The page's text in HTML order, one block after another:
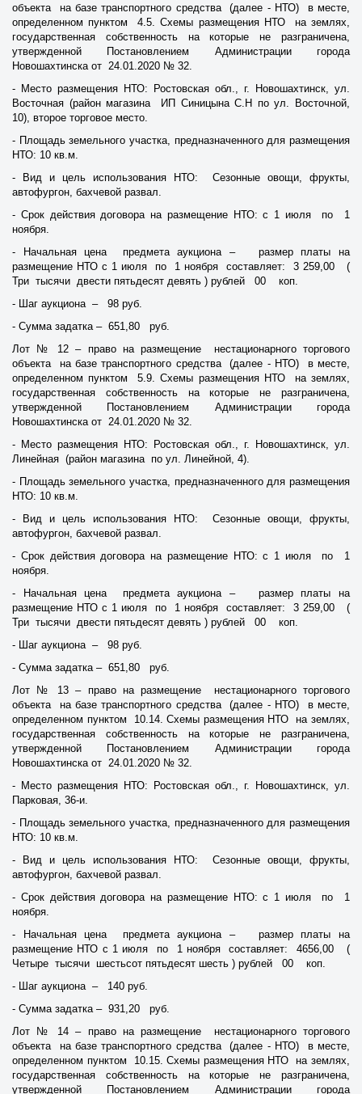
объекта на базе транспортного средства (далее - НТО) в месте,
определенном пунктом 4.5. Схемы размещения НТО на землях,
государственная собственность на которые не разграничена,
утвержденной Постановлением Администрации города
Новошахтинска от 24.01.2020 № 32.
- Место размещения НТО: Ростовская обл., г. Новошахтинск, ул.
Восточная (район магазина ИП Синицына С.Н по ул. Восточной,
10), второе торговое место.
- Площадь земельного участка, предназначенного для размещения
НТО: 10 кв.м.
- Вид и цель использования НТО: Сезонные овощи, фрукты,
автофургон, бахчевой развал.
- Срок действия договора на размещение НТО: с 1 июля по 1
ноября.
- Начальная цена предмета аукциона – размер платы на
размещение НТО с 1 июля по 1 ноября составляет: 3 259,00 (
Три тысячи двести пятьдесят девять ) рублей 00 коп.
- Шаг аукциона – 98 руб.
- Сумма задатка – 651,80 руб.
Лот № 12 – право на размещение нестационарного торгового
объекта на базе транспортного средства (далее - НТО) в месте,
определенном пунктом 5.9. Схемы размещения НТО на землях,
государственная собственность на которые не разграничена,
утвержденной Постановлением Администрации города
Новошахтинска от 24.01.2020 № 32.
- Место размещения НТО: Ростовская обл., г. Новошахтинск, ул.
Линейная (район магазина по ул. Линейной, 4).
- Площадь земельного участка, предназначенного для размещения
НТО: 10 кв.м.
- Вид и цель использования НТО: Сезонные овощи, фрукты,
автофургон, бахчевой развал.
- Срок действия договора на размещение НТО: с 1 июля по 1
ноября.
- Начальная цена предмета аукциона – размер платы на
размещение НТО с 1 июля по 1 ноября составляет: 3 259,00 (
Три тысячи двести пятьдесят девять ) рублей 00 коп.
- Шаг аукциона – 98 руб.
- Сумма задатка – 651,80 руб.
Лот № 13 – право на размещение нестационарного торгового
объекта на базе транспортного средства (далее - НТО) в месте,
определенном пунктом 10.14. Схемы размещения НТО на землях,
государственная собственность на которые не разграничена,
утвержденной Постановлением Администрации города
Новошахтинска от 24.01.2020 № 32.
- Место размещения НТО: Ростовская обл., г. Новошахтинск, ул.
Парковая, 36-и.
- Площадь земельного участка, предназначенного для размещения
НТО: 10 кв.м.
- Вид и цель использования НТО: Сезонные овощи, фрукты,
автофургон, бахчевой развал.
- Срок действия договора на размещение НТО: с 1 июля по 1
ноября.
- Начальная цена предмета аукциона – размер платы на
размещение НТО с 1 июля по 1 ноября составляет: 4656,00 (
Четыре тысячи шестьсот пятьдесят шесть ) рублей 00 коп.
- Шаг аукциона – 140 руб.
- Сумма задатка – 931,20 руб.
Лот № 14 – право на размещение нестационарного торгового
объекта на базе транспортного средства (далее - НТО) в месте,
определенном пунктом 10.15. Схемы размещения НТО на землях,
государственная собственность на которые не разграничена,
утвержденной Постановлением Администрации города